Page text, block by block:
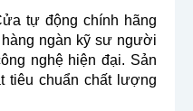
tự động chính hãng
ngàn kỹ sư người
nghệ hiện đại. Sản
tiêu chuẩn chất lượng